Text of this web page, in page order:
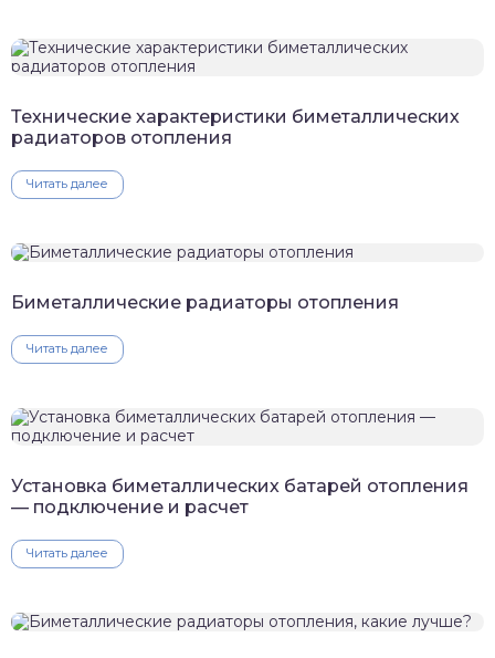
Технические характеристики биметаллических
радиаторов отопления
Читать далее
Биметаллические радиаторы отопления
Читать далее
Установка биметаллических батарей отопления
— подключение и расчет
Читать далее